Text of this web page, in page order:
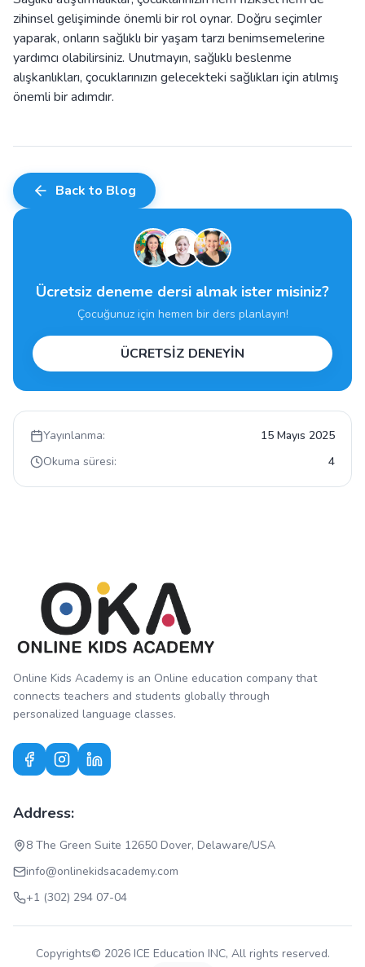
zihinsel gelişiminde önemli bir rol oynar. Doğru seçimler
yaparak, onların sağlıklı bir yaşam tarzı benimsemelerine
yardımcı olabilirsiniz. Unutmayın, sağlıklı beslenme
alışkanlıkları, çocuklarınızın gelecekteki sağlıkları için atılmış
önemli bir adımdır.
Back to Blog
Ücretsiz deneme dersi almak ister misiniz?
Çocuğunuz için hemen bir ders planlayın!
ÜCRETSİZ DENEYİN
Yayınlanma:
15 Mayıs 2025
Okuma süresi:
4
Online Kids Academy is an Online education company that
connects teachers and students globally through
personalized language classes.
Address:
8 The Green Suite 12650 Dover, Delaware/USA
info@onlinekidsacademy.com
+1 (302) 294 07-04
Copyrights© 2026 ICE Education INC, All rights reserved.